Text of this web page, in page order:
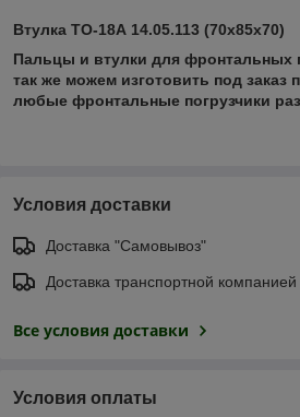
Втулка ТО-18А 14.05.113 (70х85х70)
Пальцы и втулки для фронтальных
так же можем изготовить под заказ
любые фронтальные погрузчики
Условия доставки
Доставка "Самовывоз"
Доставка транспортной компанией
Все условия доставки
Условия оплаты